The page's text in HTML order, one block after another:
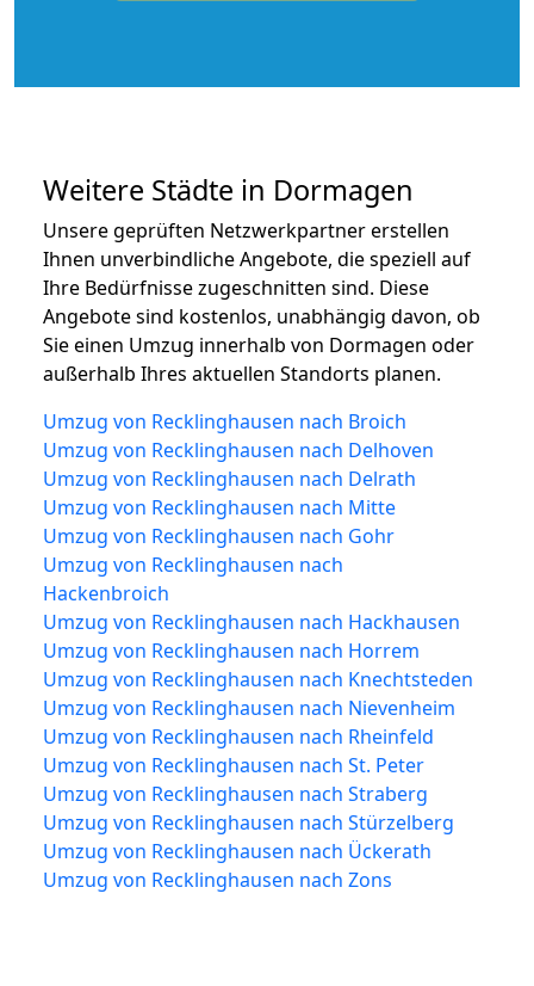
Weitere Städte in Dormagen
Unsere geprüften Netzwerkpartner erstellen
Ihnen unverbindliche Angebote, die speziell auf
Ihre Bedürfnisse zugeschnitten sind. Diese
Angebote sind kostenlos, unabhängig davon, ob
Sie einen Umzug innerhalb von Dormagen oder
außerhalb Ihres aktuellen Standorts planen.
Umzug von Recklinghausen nach Broich
Umzug von Recklinghausen nach Delhoven
Umzug von Recklinghausen nach Delrath
Umzug von Recklinghausen nach Mitte
Umzug von Recklinghausen nach Gohr
Umzug von Recklinghausen nach
Hackenbroich
Umzug von Recklinghausen nach Hackhausen
Umzug von Recklinghausen nach Horrem
Umzug von Recklinghausen nach Knechtsteden
Umzug von Recklinghausen nach Nievenheim
Umzug von Recklinghausen nach Rheinfeld
Umzug von Recklinghausen nach St. Peter
Umzug von Recklinghausen nach Straberg
Umzug von Recklinghausen nach Stürzelberg
Umzug von Recklinghausen nach Ückerath
Umzug von Recklinghausen nach Zons